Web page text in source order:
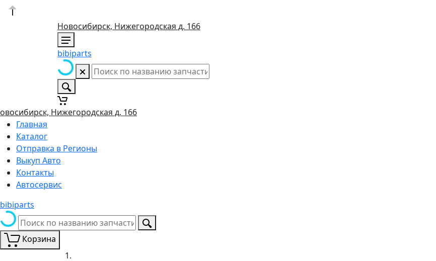
Новосибирск, Нижегородская д. 166
bibiparts
Нижегородская д. 166
Главная
Каталог
Отправка в Регионы
Выкуп Авто
Контакты
Автосервис
bibiparts
Корзина